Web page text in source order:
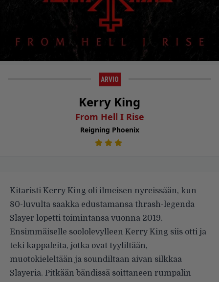
ARVIO
Kerry King
From Hell I Rise
Reigning Phoenix
Kitaristi Kerry King oli ilmeisen nyreissään, kun
80-luvulta saakka edustamansa thrash-legenda
Slayer lopetti toimintansa vuonna 2019.
Ensimmäiselle soololevylleen Kerry King siis otti ja
teki kappaleita, jotka ovat tyyliltään,
muotokieleltään ja soundiltaan aivan silkkaa
Slayeria. Pitkään bändissä soittaneen rumpalin